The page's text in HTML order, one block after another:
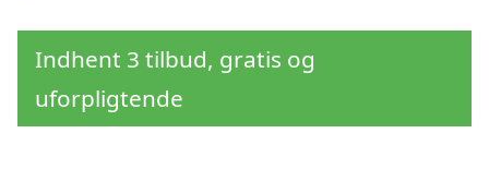
Indhent 3 tilbud, gratis og
uforpligtende